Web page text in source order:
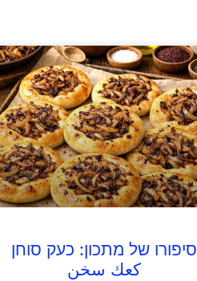
סיפורו של מתכון: כעק סוחן
كعك سخن